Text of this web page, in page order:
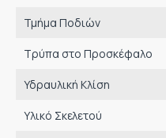
Τμήμα Ποδιών
Τρύπα στο Προσκέφαλο
Υδραυλική Κλίση
Υλικό Σκελετού